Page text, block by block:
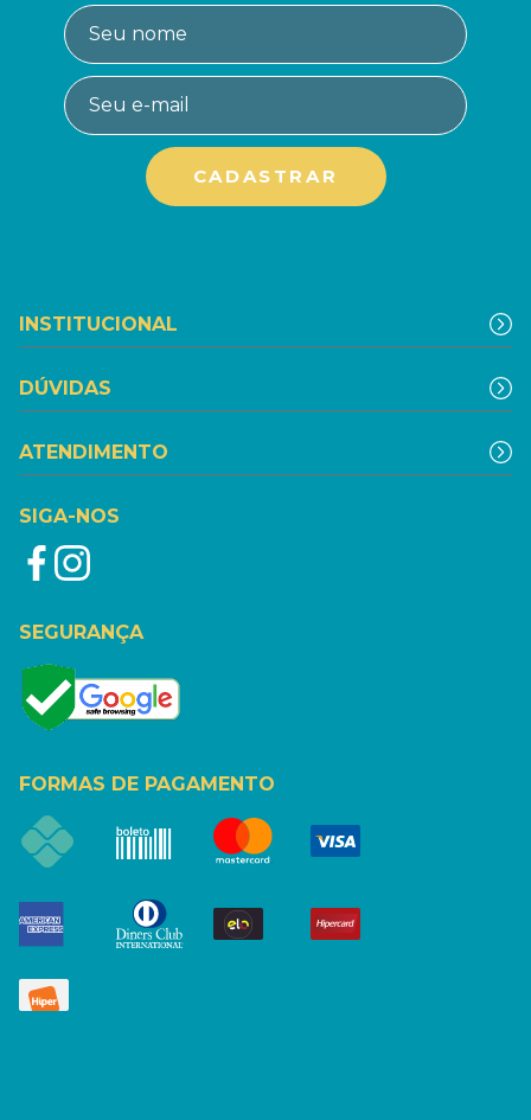
INSTITUCIONAL
DÚVIDAS
ATENDIMENTO
SIGA-NOS
SEGURANÇA
FORMAS DE PAGAMENTO